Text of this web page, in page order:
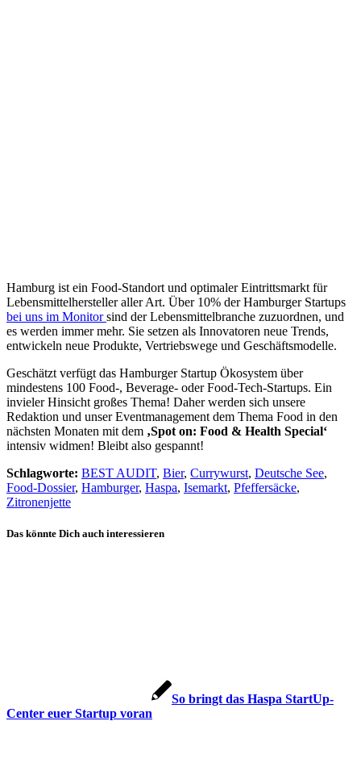
Hamburg ist ein Food-Standort und optimaler Eintrittsmarkt für
Lebensmittelhersteller aller Art. Über 10% der Hamburger Startups
bei uns im Monitorsind der Lebensmittelbranche zuzuordnen, und
es werden immer mehr. Sie setzen als Innovatoren neue Trends,
entwickeln neue Produkte, Vertriebswege und Geschäftsmodelle.
Geschätzt verfügt das Hamburger Startup Ökosystem über
mindestens 100 Food-, Beverage- oder Food-Tech-Startups. Ein
invieler Hinsicht großes Thema! Daher werden sich unsere
Redaktion und unser Eventmanagement dem Thema Food in den
nächsten Monaten mit dem ‚Spot on: Food & Health Special‘
intensiv widmen! Bleibt also gespannt!
Schlagworte: BEST AUDIT, Bier, Currywurst, Deutsche See,
Food-Dossier, Hamburger, Haspa, Isemarkt, Pfeffersäcke,
Zitronenjette
Das könnte Dich auch interessieren
So bringt das Haspa StartUp-
Center euer Startup voran